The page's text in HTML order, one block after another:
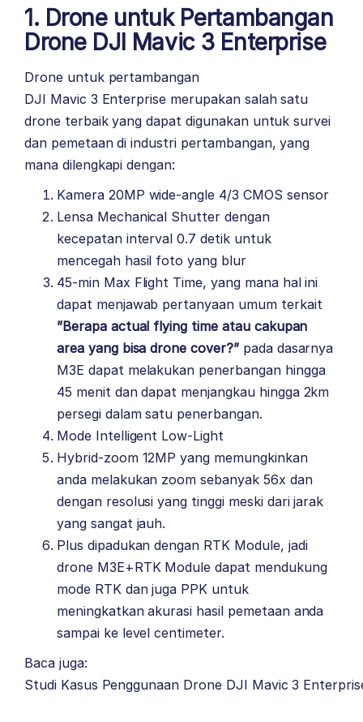
1. Drone untuk Pertambangan
Drone DJI Mavic 3 Enterprise
Drone untuk pertambangan
DJI Mavic 3 Enterprise merupakan salah satu
drone terbaik yang dapat digunakan untuk survei
dan pemetaan di industri pertambangan, yang
mana dilengkapi dengan:
Kamera 20MP wide-angle 4/3 CMOS sensor
Lensa Mechanical Shutter dengan
kecepatan interval 0.7 detik untuk
mencegah hasil foto yang blur
45-min Max Flight Time, yang mana hal ini
dapat menjawab pertanyaan umum terkait
”Berapa actual flying time atau cakupan
area yang bisa drone cover?”pada dasarnya
M3E dapat melakukan penerbangan hingga
45 menit dan dapat menjangkau hingga 2km
persegi dalam satu penerbangan.
Mode Intelligent Low-Light
Hybrid-zoom 12MP yang memungkinkan
anda melakukan zoom sebanyak 56x dan
dengan resolusi yang tinggi meski dari jarak
yang sangat jauh.
Plus dipadukan dengan RTK Module, jadi
drone M3E+RTK Module dapat mendukung
mode RTK dan juga PPK untuk
meningkatkan akurasi hasil pemetaan anda
sampai ke level centimeter.
Baca juga:
Studi Kasus Penggunaan Drone DJI Mavic 3